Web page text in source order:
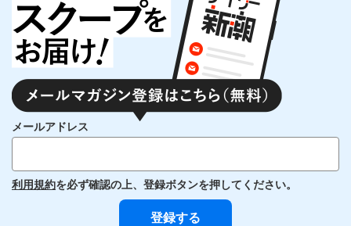
メールアドレス
利用規約を必ず確認の上、登録ボタンを押してください。